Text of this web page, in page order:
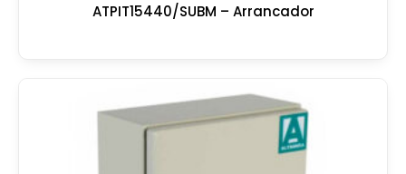
ATPIT15440/SUBM – Arrancador